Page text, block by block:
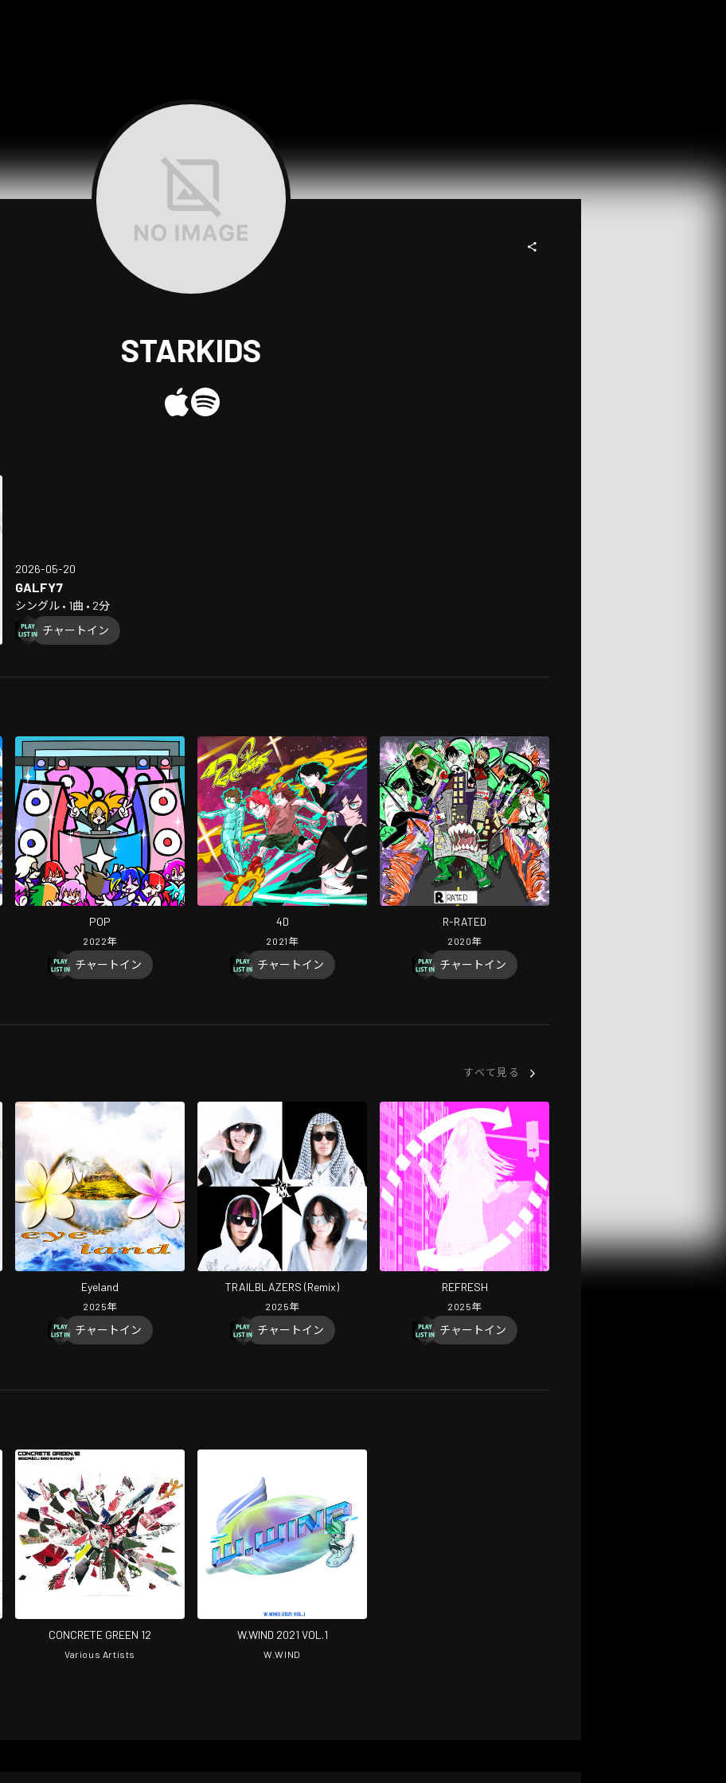
STARKIDS
2026-05-20
GALFY7
シングル • 1曲 • 2分
チャートイン
POP
2022年
チャートイン
4D
2021 年
チャートイン
R-RATED
2020年
チャートイン
すべて見る
Eyeland
2025年
チャートイン
TRAILBLAZERS (Remix)
2025年
チャートイン
REFRESH
2025年
チャートイン
CONCRETE GREEN 12
Various Artists
W.WIND 2021 VOL.1
W.WIND